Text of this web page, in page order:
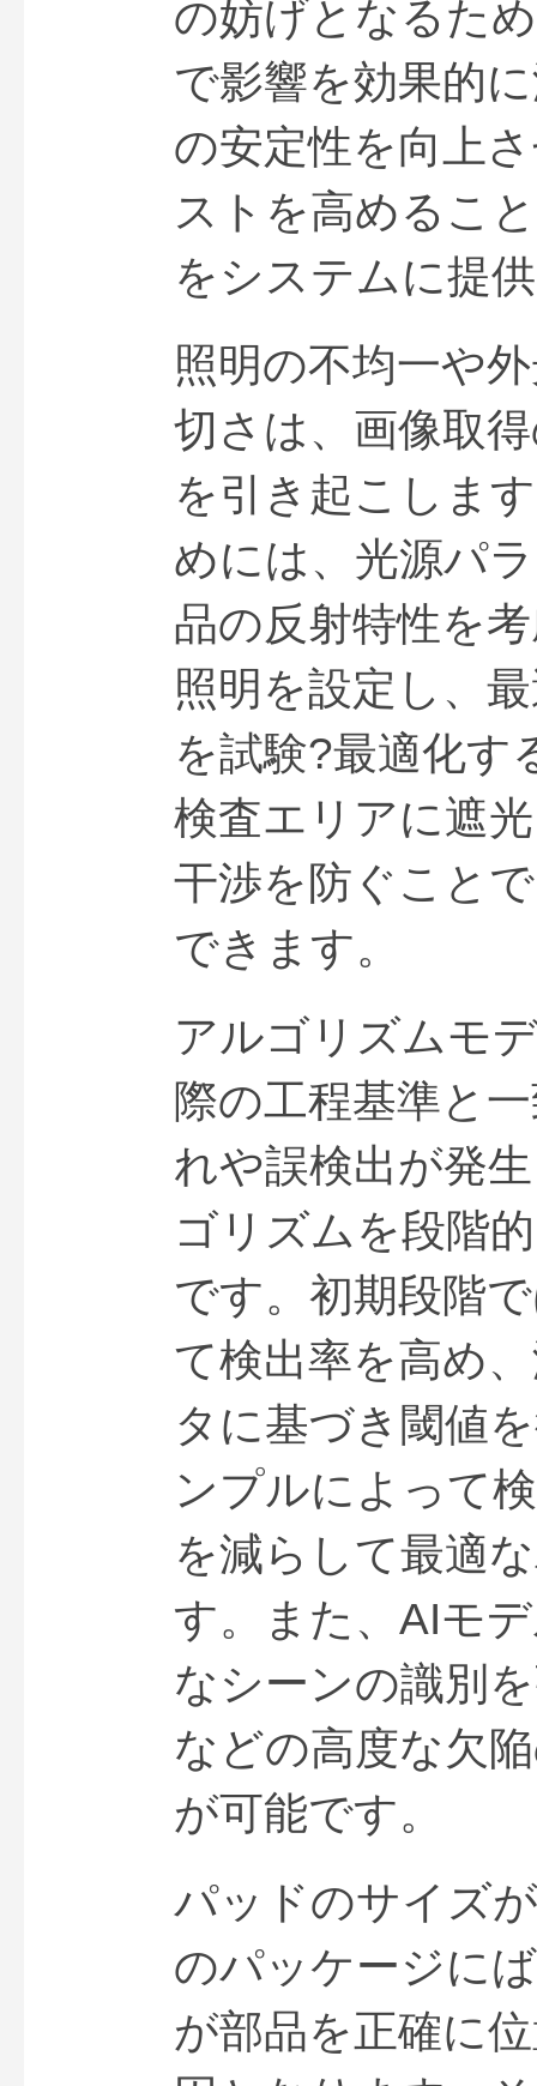
の妨げとなるた
で影響を効果的
の安定性を向上
ストを高めるこ
をシステムに提
照明の不均一や
切さは、画像取
を引き起こしま
めには、光源パ
品の反射特性を
照明を設定し、
を試験?最適化す
検査エリアに遮
干渉を防ぐこと
できます。
アルゴリズムモ
際の工程基準と
れや誤検出が発
ゴリズムを段階
です。初期段階
て検出率を高め
タに基づき閾値
ンプルによって
を減らして最適
す。また、AIモ
なシーンの識別
などの高度な欠
が可能です。
パッドのサイズ
のパッケージに
が部品を正確に